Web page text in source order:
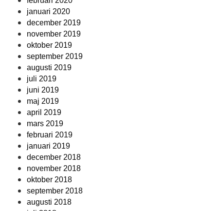
januari 2020
december 2019
november 2019
oktober 2019
september 2019
augusti 2019
juli 2019
juni 2019
maj 2019
april 2019
mars 2019
februari 2019
januari 2019
december 2018
november 2018
oktober 2018
september 2018
augusti 2018